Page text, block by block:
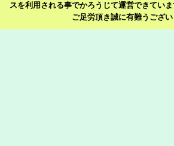
スを利用される事でかろうじて運営できてい
ご足労頂き誠に有難うござい